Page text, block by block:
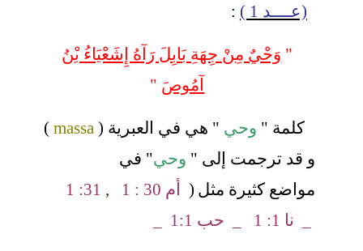
(عــــد 1 ) :
" وَحْيٌ مِنْ جِهَةِ بَابِلَ رَآهُ إِشَعْيَاءُ بْنُ
آمُوصَ "
كلمة " وحي " هي في العبرية ( massa
)
و قد ترجمت إلى " وحي" في
مواضع كثيرة مثل ( أم 30 : 1 ,
31: 1
نا 1: 1 _ حب 1:1 _